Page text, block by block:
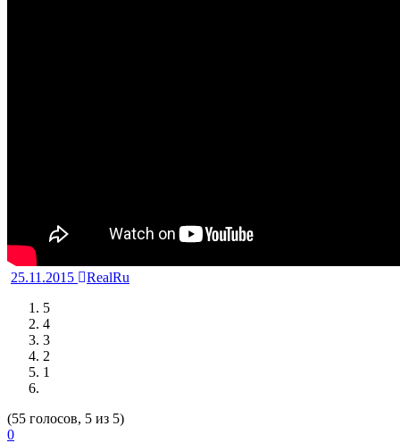
25.11.2015
RealRu
5
4
3
2
1
(55 голосов, 5 из 5)
0